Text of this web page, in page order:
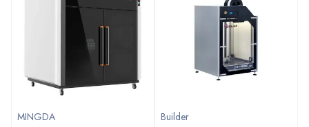
MINGDA Builder